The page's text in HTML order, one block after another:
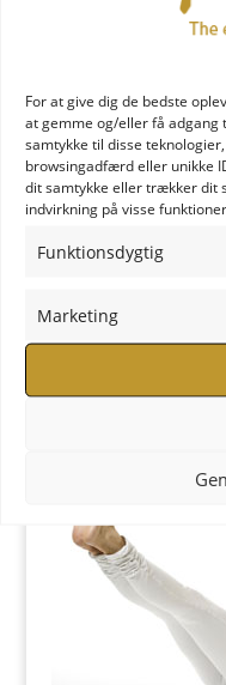
For at give dig de bedste
at gemme og/eller få adgang
samtykke til disse
browsingadfærd eller unikke
dit samtykke eller trækker dit
indvirkning på visse
Funktionsdygtig
Marketing
YOGA uddannelse -
YOGA Retreats